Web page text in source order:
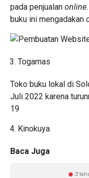
pada penjualan online
buku ini mengadakan
Togamas
Toko buku lokal di
Juli 2022 karena
19
Kinokuya
Baca Juga
3